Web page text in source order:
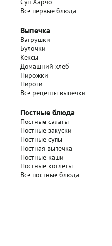
Все первые блюда
Выпечка
Ватрушки
Булочки
Кексы
Домашний хлеб
Пирожки
Пироги
Все рецепты выпечки
Постные блюда
Постные салаты
Постные закуски
Постные супы
Постная выпечка
Постные каши
Постные котлеты
Все постные блюда